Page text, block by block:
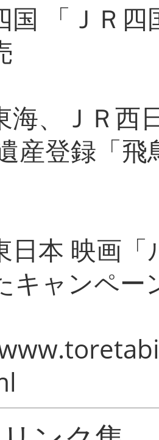
国 「ＪＲ
海、ＪＲ西
産登録「
日本 映画
キャンペー